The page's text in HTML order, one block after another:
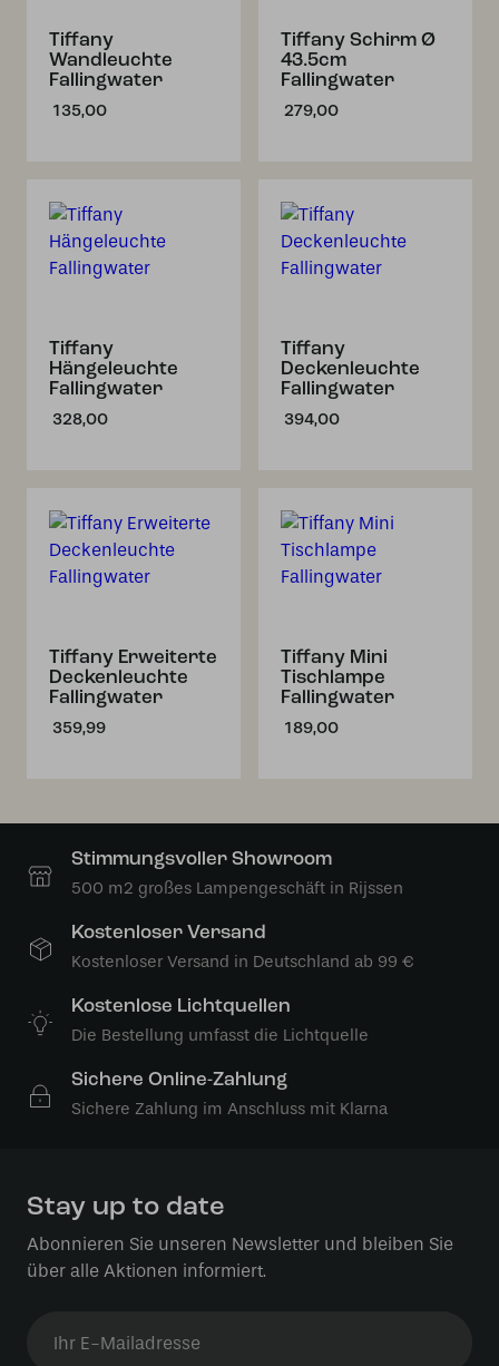
Tiffany
Wandleuchte
Fallingwater
135,00
Tiffany Schirm Ø
43.5cm
Fallingwater
279,00
Tiffany
Hängeleuchte
Fallingwater
328,00
Tiffany
Deckenleuchte
Fallingwater
394,00
Tiffany Erweiterte
Deckenleuchte
Fallingwater
359,99
Tiffany Mini
Tischlampe
Fallingwater
189,00
Stimmungsvoller Showroom
500 m2 großes Lampengeschäft in Rijssen
Kostenloser Versand
Kostenloser Versand in Deutschland ab 99 €
Kostenlose Lichtquellen
Die Bestellung umfasst die Lichtquelle
Sichere Online-Zahlung
Sichere Zahlung im Anschluss mit Klarna
Stay up to date
Abonnieren Sie unseren Newsletter und bleiben Sie
über alle Aktionen informiert.